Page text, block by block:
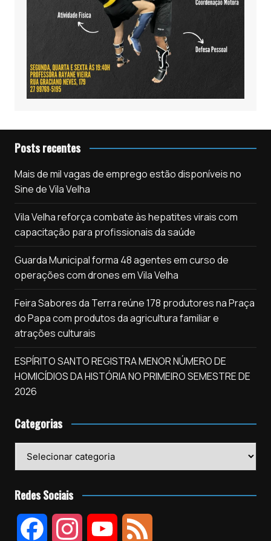
Posts recentes
Mais de mil vagas de emprego estão disponíveis no
Sine de Vila Velha
Vila Velha reforça combate às hepatites virais com
capacitação para profissionais da saúde
Guarda Municipal forma 48 agentes em curso de
operações com drones em Vila Velha
Feira Sabores da Terra reúne 178 produtores na Praça
do Papa com produtos da agricultura familiar e
atrações culturais
ESPÍRITO SANTO REGISTRA MENOR NÚMERO DE
HOMICÍDIOS DA HISTÓRIA NO PRIMEIRO SEMESTRE DE
2026
Categorias
Redes Sociais